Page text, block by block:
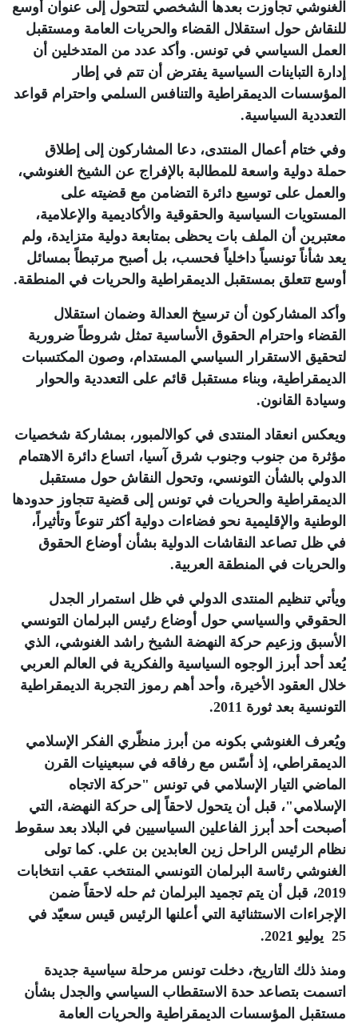
الغنوشي تجاوزت بعدها الشخصي لتتحول إلى عنوان أوسع
للنقاش حول استقلال القضاء والحريات العامة ومستقبل
العمل السياسي في تونس. وأكد عدد من المتدخلين أن
إدارة التباينات السياسية يفترض أن تتم في إطار
المؤسسات الديمقراطية والتنافس السلمي واحترام قواعد
التعددية السياسية.
وفي ختام أعمال المنتدى، دعا المشاركون إلى إطلاق
حملة دولية واسعة للمطالبة بالإفراج عن الشيخ الغنوشي،
والعمل على توسيع دائرة التضامن مع قضيته على
المستويات السياسية والحقوقية والأكاديمية والإعلامية،
معتبرين أن الملف بات يحظى بمتابعة دولية متزايدة، ولم
يعد شأناً تونسياً داخلياً فحسب، بل أصبح مرتبطاً بمسائل
أوسع تتعلق بمستقبل الديمقراطية والحريات في المنطقة.
وأكد المشاركون أن ترسيخ العدالة وضمان استقلال
القضاء واحترام الحقوق الأساسية تمثل شروطاً ضرورية
لتحقيق الاستقرار السياسي المستدام، وصون المكتسبات
الديمقراطية، وبناء مستقبل قائم على التعددية والحوار
وسيادة القانون.
ويعكس انعقاد المنتدى في كوالالمبور، بمشاركة شخصيات
مؤثرة من جنوب وجنوب شرق آسيا، اتساع دائرة الاهتمام
الدولي بالشأن التونسي، وتحول النقاش حول مستقبل
الديمقراطية والحريات في تونس إلى قضية تتجاوز حدودها
الوطنية والإقليمية نحو فضاءات دولية أكثر تنوعاً وتأثيراً،
في ظل تصاعد النقاشات الدولية بشأن أوضاع الحقوق
والحريات في المنطقة العربية.
ويأتي تنظيم المنتدى الدولي في ظل استمرار الجدل
الحقوقي والسياسي حول أوضاع رئيس البرلمان التونسي
الأسبق وزعيم حركة النهضة الشيخ راشد الغنوشي، الذي
يُعد أحد أبرز الوجوه السياسية والفكرية في العالم العربي
خلال العقود الأخيرة، وأحد أهم رموز التجربة الديمقراطية
التونسية بعد ثورة 2011
.
ويُعرف الغنوشي بكونه من أبرز منظّري الفكر الإسلامي
الديمقراطي، إذ أسّس مع رفاقه في سبعينيات القرن
الماضي التيار الإسلامي في تونس "حركة الاتجاه
الإسلامي"، قبل أن يتحول لاحقاً إلى حركة النهضة، التي
أصبحت أحد أبرز الفاعلين السياسيين في البلاد بعد سقوط
نظام الرئيس الراحل زين العابدين بن علي. كما تولى
الغنوشي رئاسة البرلمان التونسي المنتخب عقب انتخابات
2019، قبل أن يتم تجميد البرلمان ثم حله لاحقاً ضمن
الإجراءات الاستثنائية التي أعلنها الرئيس قيس سعيّد في
25 يوليو 2021
.
ومنذ ذلك التاريخ، دخلت تونس مرحلة سياسية جديدة
اتسمت بتصاعد حدة الاستقطاب السياسي والجدل بشأن
مستقبل المؤسسات الديمقراطية والحريات العامة